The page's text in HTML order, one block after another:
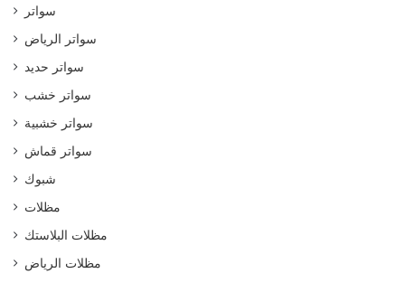
سواتر
سواتر الرياض
سواتر حديد
سواتر خشب
سواتر خشبية
سواتر قماش
شبوك
مظلات
مظلات البلاستك
مظلات الرياض